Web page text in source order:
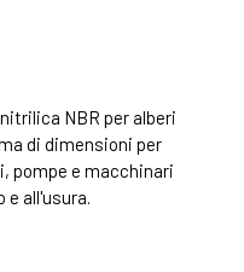
NBR per alberi
di dimensioni per
pompe e macchinari
e all'usura.